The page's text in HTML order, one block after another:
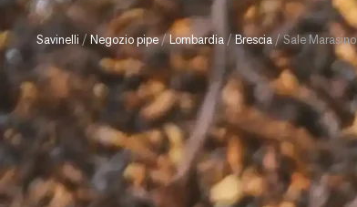
Savinelli / Negozio pipe/Lombardia /Brescia /Sale Marasino